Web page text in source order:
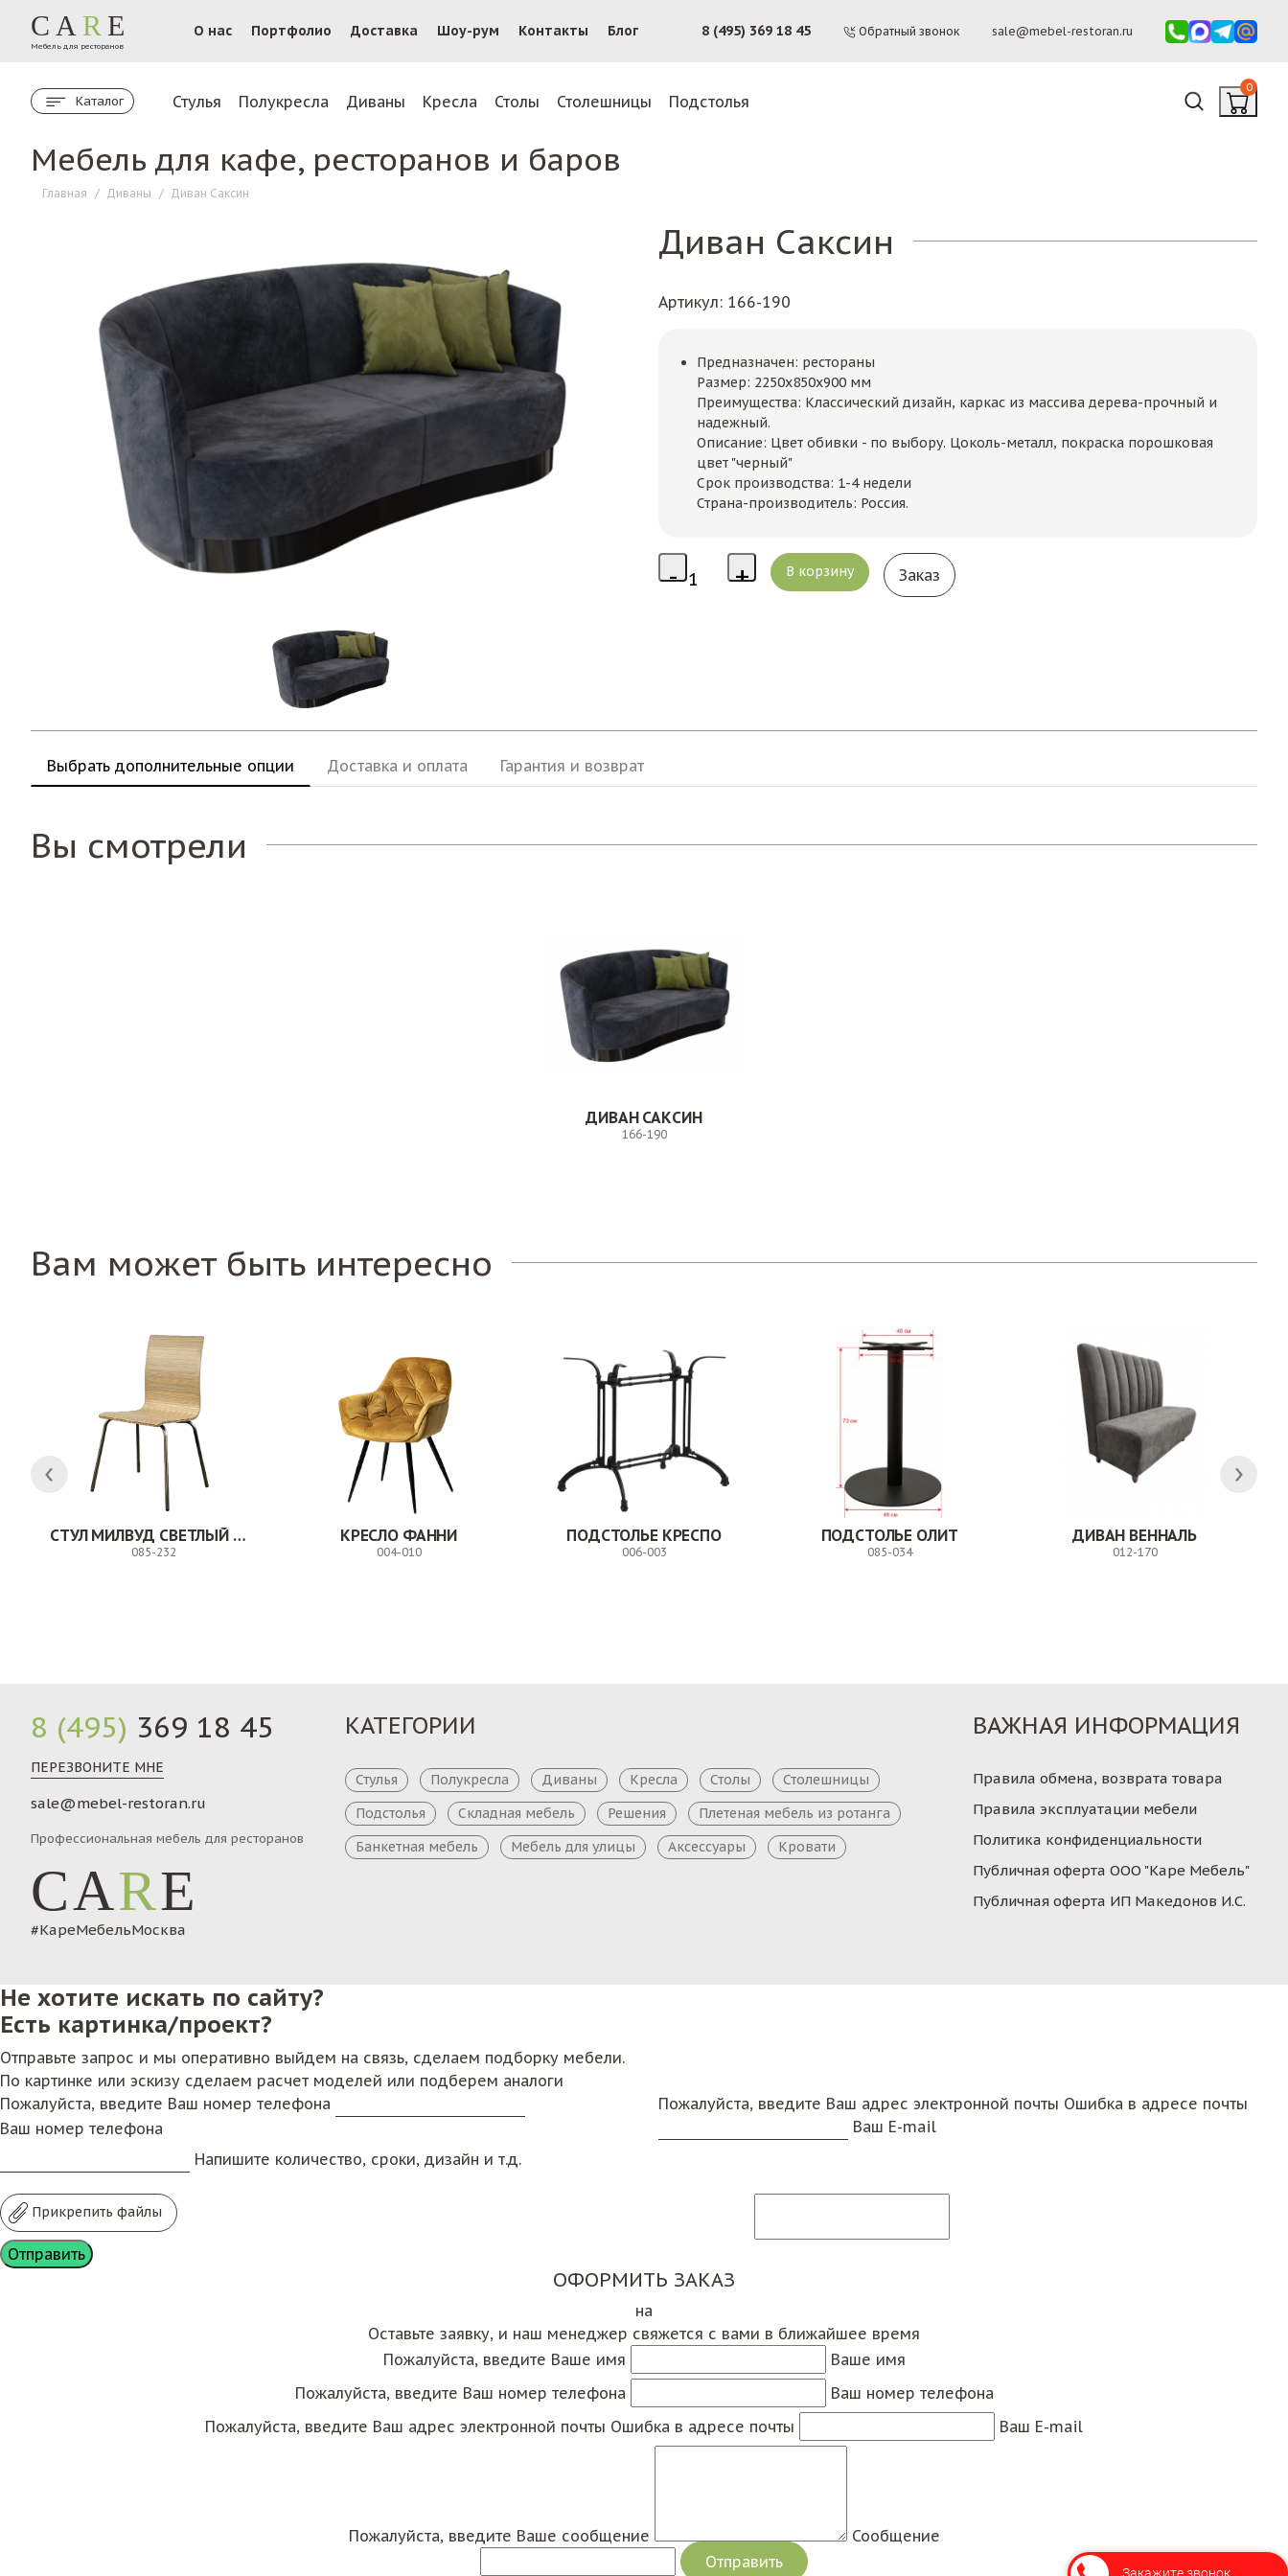
CA R E
Мебель для ресторанов
О нас Портфолио Доставка Шоу-рум Контакты Блог 8 (495) 369 18 45 Обратный звонок sale@mebel-restoran.ru
Каталог Стулья Полукресла Диваны Кресла Столы Столешницы Подстолья
0
Мебель для кафе, ресторанов и баров
Главная / Диваны / Диван Саксин
Диван Саксин
Артикул: 166-190
Предназначен: рестораны
Размер: 2250х850х900 мм
Преимущества: Классический дизайн, каркас из массива дерева-прочный и
надежный.
Описание: Цвет обивки - по выбору. Цоколь-металл, покраска порошковая
цвет "черный"
Срок производства: 1-4 недели
Страна-производитель: Россия.
Заказ
Выбрать дополнительные опции Доставка и оплата Гарантия и возврат
Вы смотрели
ДИВАН САКСИН
166-190
Вам может быть интересно
СТУЛ МИЛВУД СВЕТЛЫЙ ШЕЛК
085-232
КРЕСЛО ФАННИ
004-010
ПОДСТОЛЬЕ КРЕСПО
006-003
ПОДСТОЛЬЕ ОЛИТ
085-034
ДИВАН ВЕННАЛЬ
012-170
8 (495) 369 18 45
ПЕРЕЗВОНИТЕ МНЕ
sale@mebel-restoran.ru
Профессиональная мебель для ресторанов
CARE
#КареМебельМосква
КАТЕГОРИИ
Стулья Полукресла Диваны Кресла Столы
Столешницы
Подстолья
Складная мебель Решения
Плетеная мебель из ротанга
Банкетная мебель
Мебель для улицы Аксессуары Кровати
ВАЖНАЯ ИНФОРМАЦИЯ
Правила обмена, возврата товара
Правила эксплуатации мебели
Политика конфиденциальности
Публичная оферта ООО "Каре Мебель"
Публичная оферта ИП Македонов И.С.
Не хотите искать по сайту?
Есть картинка/проект?
Отправьте запрос и мы оперативно выйдем на связь, сделаем подборку мебели.
По картинке или эскизу сделаем расчет моделей или подберем аналоги
Пожалуйста, введите Ваш номер телефона
Ваш номер телефона
Пожалуйста, введите Ваш адрес электронной почты Ошибка в адресе почты
Ваш E-mail
Напишите количество, сроки, дизайн и т.д.
Прикрепить файлы
ОФОРМИТЬ ЗАКАЗ
на
Оставьте заявку, и наш менеджер свяжется с вами в ближайшее время
Пожалуйста, введите Ваше имя
Ваше имя
Пожалуйста, введите Ваш номер телефона
Ваш номер телефона
Пожалуйста, введите Ваш адрес электронной почты Ошибка в адресе почты Ваш E-mail
Пожалуйста, введите Ваше сообщение Сообщение